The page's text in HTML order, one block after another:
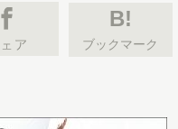
B!
ブックマーク